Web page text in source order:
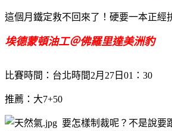
這個月鐵定救不回來了！硬要一本正
埃德蒙頓油工＠佛羅里達美洲豹
比賽時間：台北時間2月 27 日 01 ： 30
推薦：大7+50
要怎樣制裁呢？不是說